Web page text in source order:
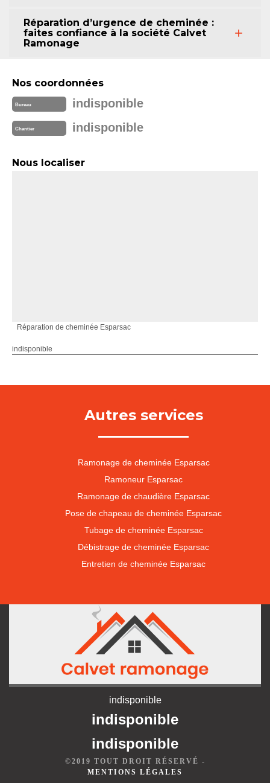
Réparation d’urgence de cheminée :
faites confiance à la société Calvet
Ramonage
Nos coordonnées
Bureau indisponible
Chantier indisponible
Nous localiser
Réparation de cheminée Esparsac
indisponible
Autres services
Ramonage de cheminée Esparsac
Ramoneur Esparsac
Ramonage de chaudière Esparsac
Pose de chapeau de cheminée Esparsac
Tubage de cheminée Esparsac
Débistrage de cheminée Esparsac
Entretien de cheminée Esparsac
indisponible
indisponible
indisponible
©2019 TOUT DROIT RÉSERVÉ -
MENTIONS LÉGALES